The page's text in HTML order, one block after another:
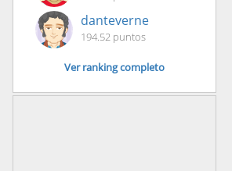
danteverne
194.52 puntos
Ver ranking completo